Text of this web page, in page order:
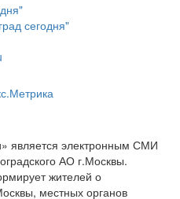
сегодня"
является электронным СМИ
АО г.Москвы.
жителей о
местных органов